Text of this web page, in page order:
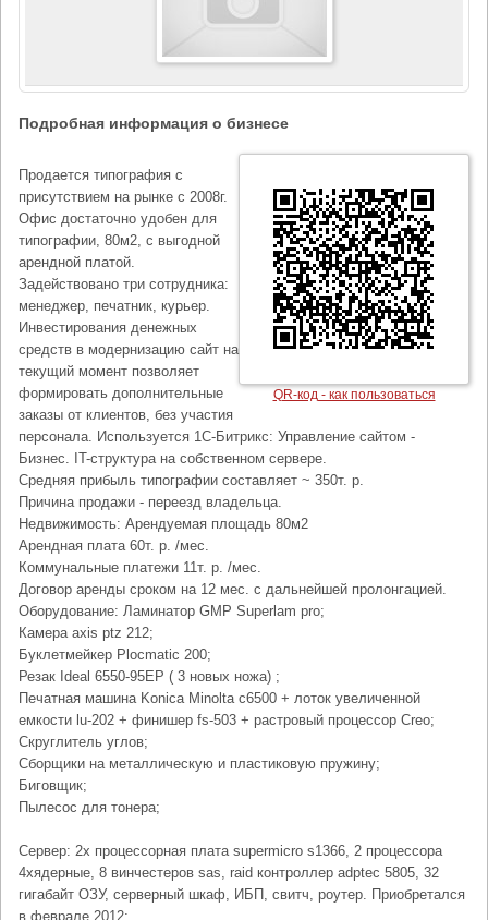
Подробная информация о бизнесе
QR-код - как пользоваться
Продается типография с
присутствием на рынке с 2008г.
Офис достаточно удобен для
типографии, 80м2, с выгодной
арендной платой.
Задействовано три сотрудника:
менеджер, печатник, курьер.
Инвестирования денежных
средств в модернизацию сайт на
текущий момент позволяет
формировать дополнительные
заказы от клиентов, без участия
персонала. Используется 1С-Битрикс: Управление сайтом -
Бизнес. IT-структура на собственном сервере.
Средняя прибыль типографии составляет ~ 350т. р.
Причина продажи - переезд владельца.
Недвижимость: Арендуемая площадь 80м2
Арендная плата 60т. р. /мес.
Коммунальные платежи 11т. р. /мес.
Договор аренды сроком на 12 мес. с дальнейшей пролонгацией.
Оборудование: Ламинатор GMP Superlam pro;
Камера axis ptz 212;
Буклетмейкер Plocmatic 200;
Резак Ideal 6550-95EP ( 3 новых ножа) ;
Печатная машина Konica Minolta c6500 + лоток увеличенной
емкости lu-202 + финишер fs-503 + растровый процессор Creo;
Скруглитель углов;
Сборщики на металлическую и пластиковую пружину;
Биговщик;
Пылесос для тонера;
Сервер: 2х процессорная плата supermicro s1366, 2 процессора
4хядерные, 8 винчестеров sas, raid контроллер adptec 5805, 32
гигабайт ОЗУ, серверный шкаф, ИБП, свитч, роутер. Приобретался
в феврале 2012;